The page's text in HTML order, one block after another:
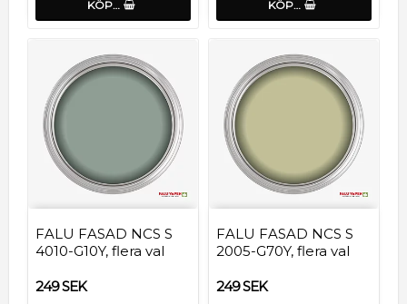
KÖP… KÖP…
FALU FASAD NCS S
4010-G10Y, flera val
249 SEK
FALU FASAD NCS S
2005-G70Y, flera val
249 SEK